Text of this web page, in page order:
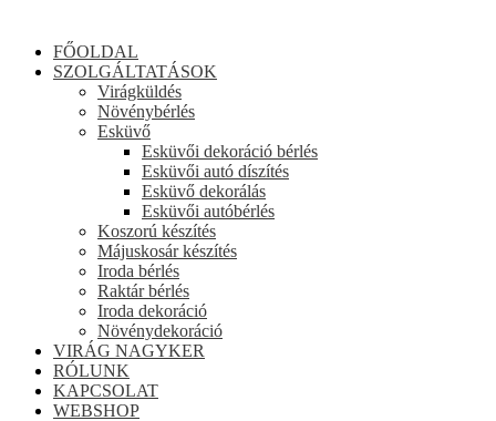
FŐOLDAL
SZOLGÁLTATÁSOK
Virágküldés
Növénybérlés
Esküvő
Esküvői dekoráció bérlés
Esküvői autó díszítés
Esküvő dekorálás
Esküvői autóbérlés
Koszorú készítés
Májuskosár készítés
Iroda bérlés
Raktár bérlés
Iroda dekoráció
Növénydekoráció
VIRÁG NAGYKER
RÓLUNK
KAPCSOLAT
WEBSHOP